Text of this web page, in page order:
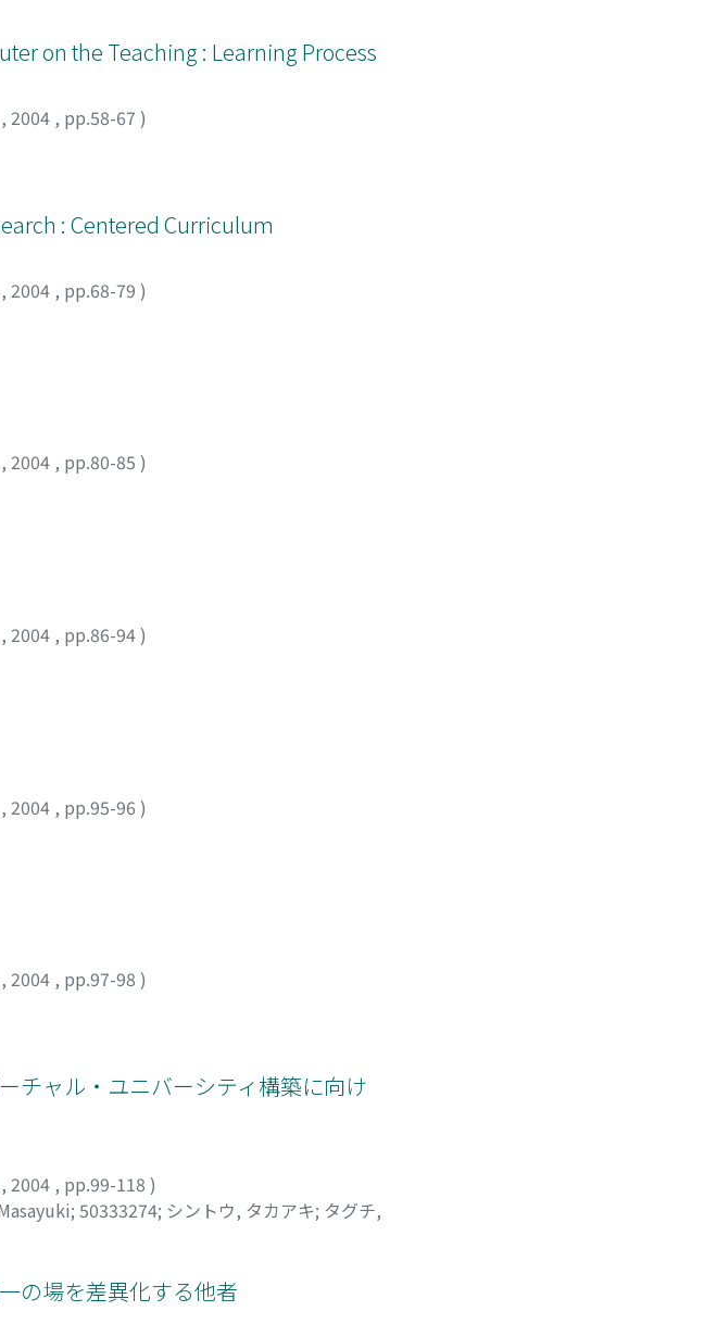
on the Teaching : Learning Process
, 2004 , pp.58-67 )
: Centered Curriculum
, 2004 , pp.68-79 )
, 2004 , pp.80-85 )
, 2004 , pp.86-94)
, 2004 , pp.95-96 )
, 2004 , pp.97-98 )
チャル・ユニバーシティ構築に向け
, 2004 , pp.99-118 )
; 50333274; シントウ, タカアキ; タグチ,
の場を差異化する他者